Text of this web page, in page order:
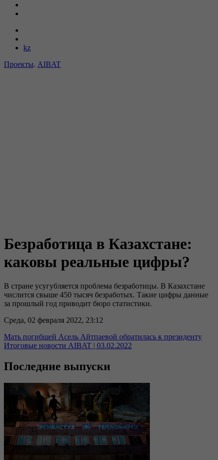
kz
Проекты. AIBAT
Безработица в Казахстане:
каковы реальные цифры?
В стране усугубляется проблема безработицы. В Казахстане
числится свыше 450 тысяч безработых. Такие цифры данные
за прошлый год приводит бюро статистики.
Среда, 02 февраля 2022, 23:12
Мать погибшей Асель Айтпаевой обратилась к президенту
Итоговые новости AIBAT | 03.02.2022
Последние выпуски